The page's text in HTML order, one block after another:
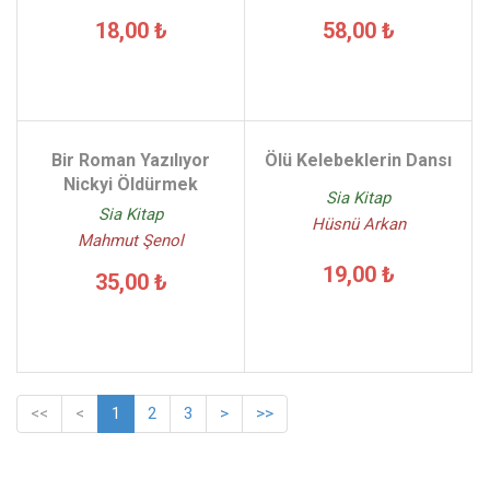
18,00 ₺ 58,00 ₺
Bir Roman Yazılıyor
Nickyi Öldürmek
Sia Kitap
Mahmut Şenol
35,00 ₺
Ölü Kelebeklerin Dansı
Sia Kitap
Hüsnü Arkan
19,00 ₺
<< < 1 2 3 > >>